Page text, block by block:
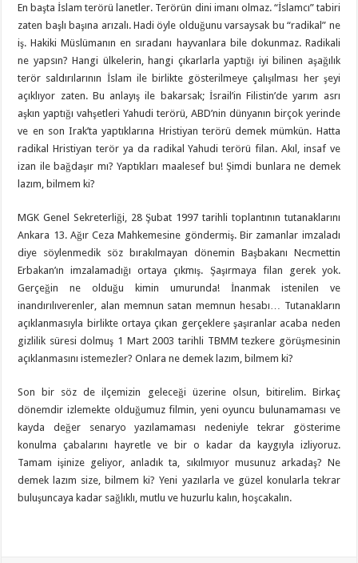
En başta İslam terörü lanetler. Terörün dini imanı olmaz. “İslamcı” tabiri
zaten başlı başına arızalı. Hadi öyle olduğunu varsaysak bu “radikal” ne
iş. Hakiki Müslümanın en sıradanı hayvanlara bile dokunmaz. Radikali
ne yapsın? Hangi ülkelerin, hangi çıkarlarla yaptığı iyi bilinen aşağılık
terör saldırılarının İslam ile birlikte gösterilmeye çalışılması her şeyi
açıklıyor zaten. Bu anlayış ile bakarsak; İsrail’in Filistin’de yarım asrı
aşkın yaptığı vahşetleri Yahudi terörü, ABD’nin dünyanın birçok yerinde
ve en son Irak’ta yaptıklarına Hristiyan terörü demek mümkün. Hatta
radikal Hristiyan terör ya da radikal Yahudi terörü filan. Akıl, insaf ve
izan ile bağdaşır mı? Yaptıkları maalesef bu! Şimdi bunlara ne demek
lazım, bilmem ki?
MGK Genel Sekreterliği, 28 Şubat 1997 tarihli toplantının tutanaklarını
Ankara 13. Ağır Ceza Mahkemesine göndermiş. Bir zamanlar imzaladı
diye söylenmedik söz bırakılmayan dönemin Başbakanı Necmettin
Erbakan’ın imzalamadığı ortaya çıkmış. Şaşırmaya filan gerek yok.
Gerçeğin ne olduğu kimin umurunda! İnanmak istenilen ve
inandırılıverenler, alan memnun satan memnun hesabı… Tutanakların
açıklanmasıyla birlikte ortaya çıkan gerçeklere şaşıranlar acaba neden
gizlilik süresi dolmuş 1 Mart 2003 tarihli TBMM tezkere görüşmesinin
açıklanmasını istemezler? Onlara ne demek lazım, bilmem ki?
Son bir söz de ilçemizin geleceği üzerine olsun, bitirelim. Birkaç
dönemdir izlemekte olduğumuz filmin, yeni oyuncu bulunamaması ve
kayda değer senaryo yazılamaması nedeniyle tekrar gösterime
konulma çabalarını hayretle ve bir o kadar da kaygıyla izliyoruz.
Tamam işinize geliyor, anladık ta, sıkılmıyor musunuz arkadaş? Ne
demek lazım size, bilmem ki? Yeni yazılarla ve güzel konularla tekrar
buluşuncaya kadar sağlıklı, mutlu ve huzurlu kalın, hoşcakalın.